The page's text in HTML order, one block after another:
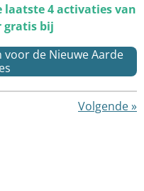
laatste 4 activaties van
gratis bij
de Nieuwe Aarde
Volgende»